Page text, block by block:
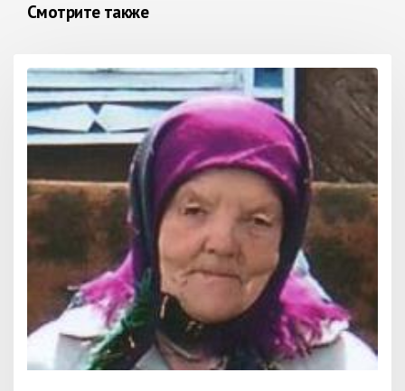
Смотрите также